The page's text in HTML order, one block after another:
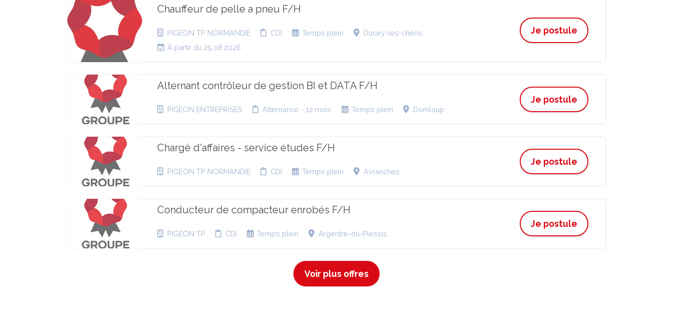
Chauffeur de pelle a pneu F/H
PIGEON TP NORMANDIE CDI Temps plein
Ducey-les-chéris
À partir du 25.08.2026
Je postule
Alternant contrôleur de gestion BI et DATA F/H
PIGEON ENTREPRISES Alternance - 12 mois Temps plein Domloup
Je postule
Chargé d'affaires - service études F/H
PIGEON TP NORMANDIE CDI Temps plein Avranches
Je postule
Conducteur de compacteur enrobés F/H
PIGEON TP CDI Temps plein Argentré-du-Plessis
Je postule
Voir plus offres